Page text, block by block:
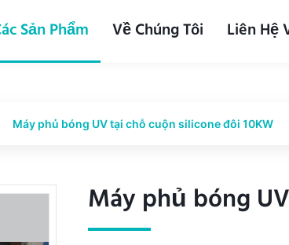
Sản Phẩm Về Chúng Tôi Liên Hệ
Máy phủ bóng UV tại chỗ cuộn silicone đôi 10KW
Máy phủ bóng
Máy phủ bóng